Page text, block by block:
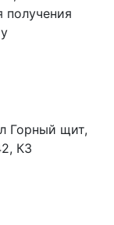
Горный щит,
К3